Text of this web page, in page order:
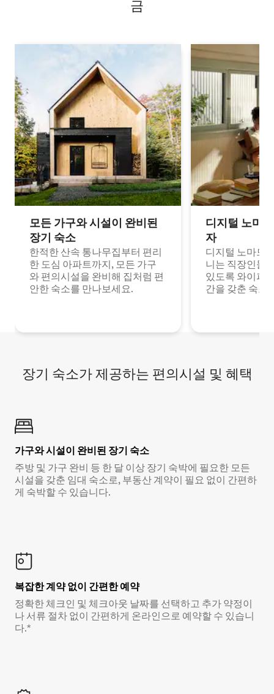
금
모든 가구와 시설이 완비된
장기 숙소
한적한 산속 통나무집부터 편리
한 도심 아파트까지, 모든 가구
와 편의시설을 완비해 집처럼 편
안한 숙소를 만나보세요.
디지털 노마
자
디지털 노마드
니는 직장인들
있도록 와이파
간을 갖춘 숙소
장기 숙소가 제공하는 편의시설 및 혜택
가구와 시설이 완비된 장기 숙소
주방 및 가구 완비 등 한 달 이상 장기 숙박에 필요한 모든
시설을 갖춘 임대 숙소로, 부동산 계약이 필요 없이 간편하
게 숙박할 수 있습니다.
복잡한 계약 없이 간편한 예약
정확한 체크인 및 체크아웃 날짜를 선택하고 추가 약정이
나 서류 절차 없이 간편하게 온라인으로 예약할 수 있습니
다.*